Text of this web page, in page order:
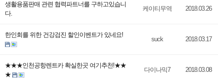
생활용품판매 관련 협력파트너를 구하고있습니
다.
케이티무역 2018.03.26
한인회를 위한 건강검진 할인이벤트가 있네요!
suck 2018.03.17
★★★인천공항렌트카 확실한곳 여기추천!★★
★
다이나믹7 2018.03.08